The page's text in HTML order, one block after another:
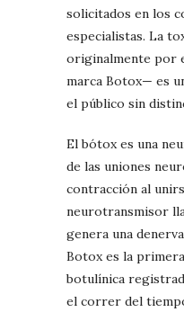
solicitados en los
especialistas. La
originalmente por
marca Botox— es
el público sin
El bótox es una
de las uniones
contracción al
neurotransmisor
genera una
Botox es la
botulínica
el correr del